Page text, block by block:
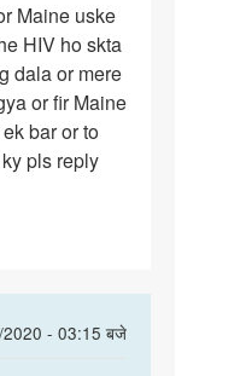
Maine uske
HIV ho skta
dala or mere
or fir Maine
bar or to
pls reply
2020 - 03:15 बजे